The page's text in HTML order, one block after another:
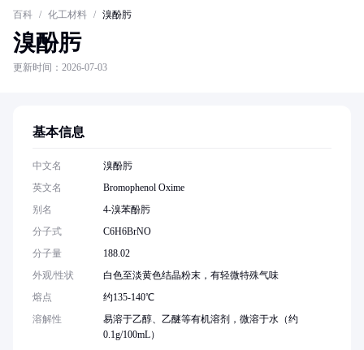
百科 / 化工材料 / 溴酚肟
溴酚肟
更新时间：2026-07-03
基本信息
中文名
溴酚肟
英文名
Bromophenol Oxime
别名
4-溴苯酚肟
分子式
C6H6BrNO
分子量
188.02
外观/性状
白色至淡黄色结晶粉末，有轻微特殊气味
熔点
约135-140℃
溶解性
易溶于乙醇、乙醚等有机溶剂，微溶于水（约
0.1g/100mL）